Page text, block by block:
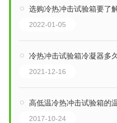
选购冷热冲击试验箱要了
2022-01-05
冷热冲击试验箱冷凝器多
2021-12-16
高低温冷热冲击试验箱的
2017-10-24